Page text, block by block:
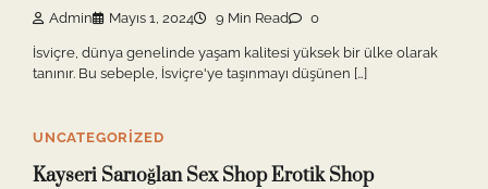
Admin Mayıs 1, 2024 9 Min Read 0
İsviçre, dünya genelinde yaşam kalitesi yüksek bir ülke olarak
tanınır. Bu sebeple, İsviçre'ye taşınmayı düşünen […]
UNCATEGORIZED
Kayseri Sarıoğlan Sex Shop Erotik Shop